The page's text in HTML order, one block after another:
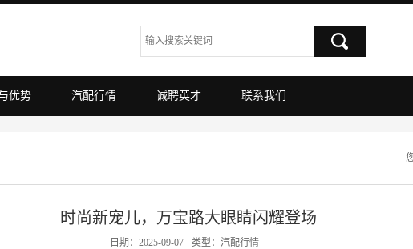
优势 汽配行情 诚聘英才 联系我们
时尚新宠儿，万宝路大眼睛闪耀登场
日期：2025-09-07 类型： 汽配行情